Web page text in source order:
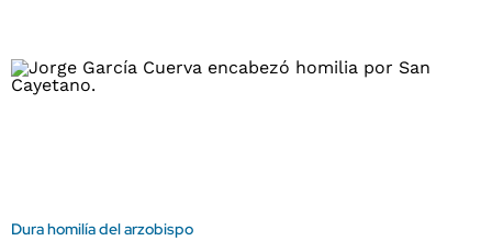
Dura homilía del arzobispo